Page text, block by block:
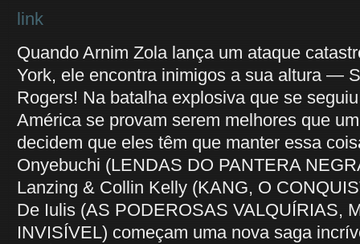
link
Quando Arnim Zola lança um ataque
York, ele encontra inimigos a sua altura —
Rogers! Na batalha explosiva que se
América se provam serem melhores que
decidem que eles têm que manter essa
Onyebuchi (LENDAS DO PANTERA
Lanzing & Collin Kelly (KANG, O
De Iulis (AS PODEROSAS VALQUÍRIAS,
INVISÍVEL) começam uma nova saga